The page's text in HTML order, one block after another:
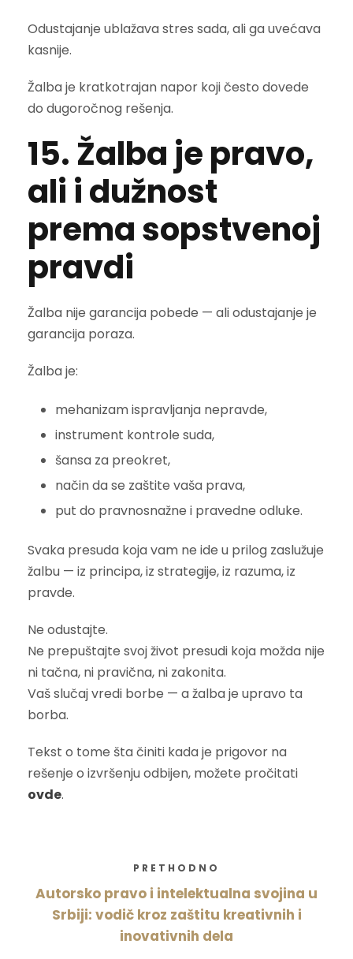
Odustajanje ublažava stres sada, ali ga uvećava
kasnije.
Žalba je kratkotrajan napor koji često dovede
do dugoročnog rešenja.
15. Žalba je pravo,
ali i dužnost
prema sopstvenoj
pravdi
Žalba nije garancija pobede — ali odustajanje je
garancija poraza.
Žalba je:
mehanizam ispravljanja nepravde,
instrument kontrole suda,
šansa za preokret,
način da se zaštite vaša prava,
put do pravnosnažne i pravedne odluke.
Svaka presuda koja vam ne ide u prilog zaslužuje
žalbu — iz principa, iz strategije, iz razuma, iz
pravde.
Ne odustajte.
Ne prepuštajte svoj život presudi koja možda nije
ni tačna, ni pravična, ni zakonita.
Vaš slučaj vredi borbe — a žalba je upravo ta
borba.
Tekst o tome šta činiti kada je prigovor na
rešenje o izvršenju odbijen, možete pročitati
ovde.
PRETHODNO
Autorsko pravo i intelektualna svojina u
Srbiji: vodič kroz zaštitu kreativnih i
inovativnih dela